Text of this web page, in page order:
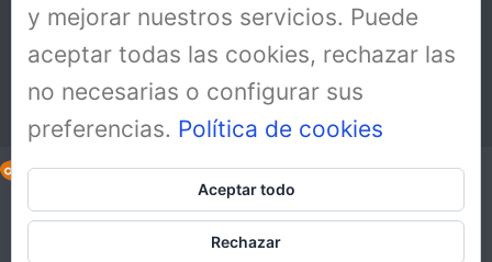
Copyright All Rights Reserved © 2019
Aviso Legal
y mejorar nuestros servicios. Puede
aceptar todas las cookies, rechazar las
no necesarias o configurar sus
preferencias. Política de cookies
Aceptar todo
Rechazar